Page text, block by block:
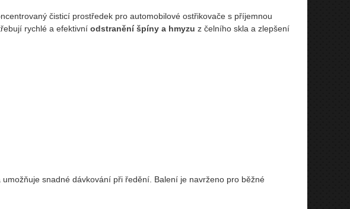
čisticí prostředek pro automobilové ostřikovače s příjemnou
rychlé a efektivní odstranění špíny a hmyzu z čelního skla a zlepšení
umožňuje snadné dávkování při ředění. Balení je navrženo pro běžné